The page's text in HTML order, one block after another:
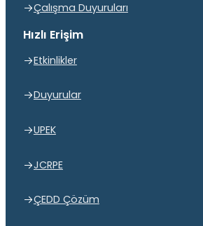
Çalışma Duyuruları
Hızlı Erişim
Etkinlikler
Duyurular
UPEK
JCRPE
ÇEDD Çözüm